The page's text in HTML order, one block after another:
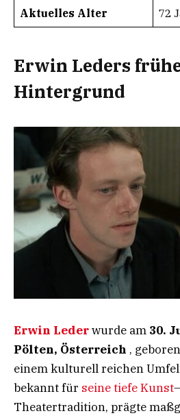
Aktuelles Alter 72
Erwin Leders
Hintergrund
Erwin Lederwurde am 30.
Pölten, Österreich ,
einem kulturell reichen
bekannt für seine tiefe Kunst
Theatertradition, prägte